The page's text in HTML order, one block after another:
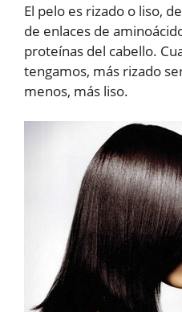
El pelo es rizado o liso,
de enlaces de
proteínas del cabello.
tengamos, más rizado
menos, más liso.